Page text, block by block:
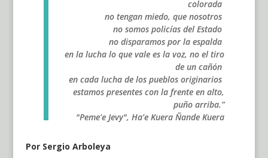
colorada
no tengan miedo, que nosotros
no somos policías del Estado
no disparamos por la espalda
en la lucha lo que vale es la voz, no el tiro
de un cañón
en cada lucha de los pueblos originarios
estamos presentes con la frente en alto,
puño arriba.”
"Peme’e Jevy", Ha’e Kuera Ñande Kuera
Por Sergio Arboleya